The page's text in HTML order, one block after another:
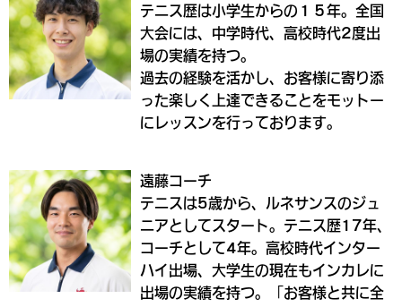
テニス歴は小学生からの１５年。全国
大会には、中学時代、高校時代2度出
場の実績を持つ。
過去の経験を活かし、お客様に寄り添
った楽しく上達できることをモットー
にレッスンを行っております。
遠藤コーチ
テニスは5歳から、ルネサンスのジュ
ニアとしてスタート。テニス歴17年、
コーチとして4年。高校時代インター
ハイ出場、大学生の現在もインカレに
出場の実績を持つ。「お客様と共に全